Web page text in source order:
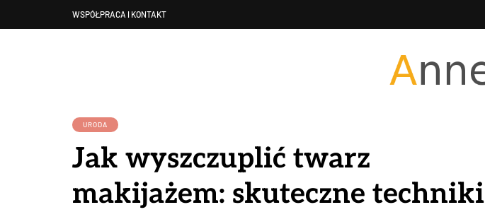
WSPÓŁPRACA I KONTAKT
URODA
Jak wyszczuplić twarz
makijażem: skuteczne techniki